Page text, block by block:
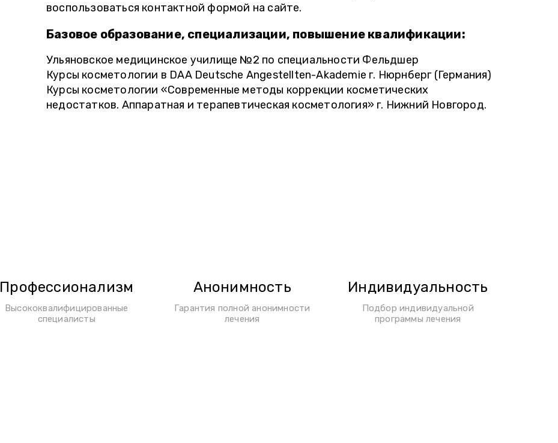
воспользоваться контактной формой на сайте.
Базовое образование, специализации, повышение квалификации:
Ульяновское медицинское училище №2 по специальности Фельдшер
Курсы косметологии в DAA Deutsche Angestellten-Akademie г. Нюрнберг (Германия)
Курсы косметологии «Современные методы коррекции косметических
недостатков. Аппаратная и терапевтическая косметология» г. Нижний Новгород.
Профессионализм
Высококвалифицированные
специалисты
Анонимность
Гарантия полной анонимности
лечения
Индивидуальность
Подбор индивидуальной
программы лечения